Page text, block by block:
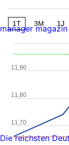
1T 3M 1J
11,70
11,80
11,90
manager magazin
Die reichsten